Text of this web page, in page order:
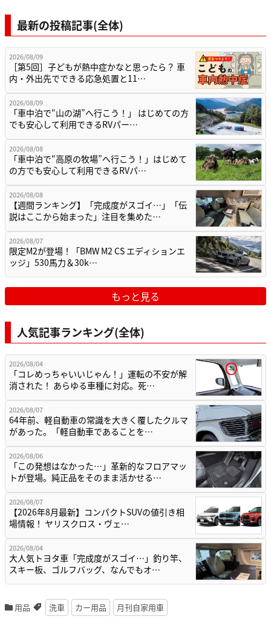
最新の投稿記事(全体)
2026/08/09
［第5回］子どもが熱中症かなと思ったら？ 車
内・外出先でできる応急処置と11…
2026/08/09
「車中泊で“山の湖”へ行こう！」 はじめての方
でも安心して利用できるRVパー…
2026/08/08
「車中泊で“高原の牧場”へ行こう！」はじめて
の方でも安心して利用できるRVパ…
2026/08/08
【週間ランキング】「完成度がスゴイ…」「伝
説はここから始まった」注目を集めた…
2026/08/07
限定M2が登場！「BMW M2 CS エディションエ
ッジ」530馬力＆30k…
もっと見る
人気記事ランキング(全体)
2026/08/04
「コレめっちゃいいじゃん！」運転の不安が解
消された！ あらゆる車種に対応。死…
2026/08/07
64年前、軽自動車の常識を大きく覆したクルマ
があった。「軽自動車であることを…
2026/08/06
「この発想はなかった…」革新的なフロアマッ
トが登場。純正品をそのまま活かせる…
2026/08/07
【2026年8月最新】コンパクトSUVの値引き相
場情報！ ヤリスクロス・ヴェ…
2026/08/04
大人気トヨタ車「完成度がスゴイ…」釣り竿、
スキー板、ゴルフバッグ、なんでもオ…
用品 洗車 カー用品 月刊自家用車